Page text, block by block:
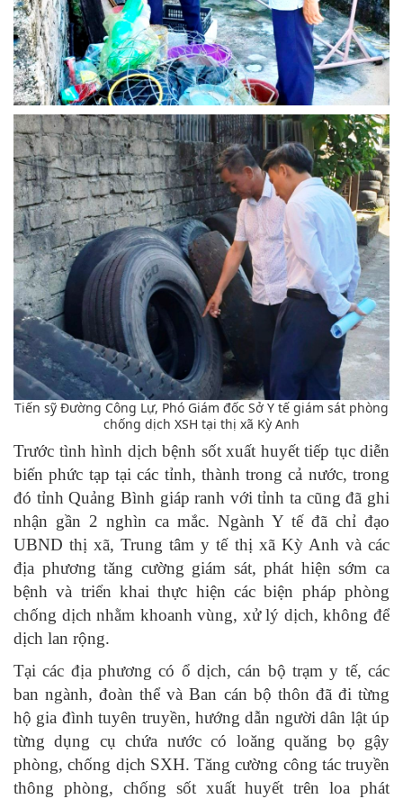
Tiến sỹ Đường Công Lự, Phó Giám đốc Sở Y tế giám sát phòng
chống dịch XSH tại thị xã Kỳ Anh
Trước tình hình dịch bệnh sốt xuất huyết tiếp tục diễn
biến phức tạp tại các tỉnh, thành trong cả nước, trong
đó tỉnh Quảng Bình giáp ranh với tỉnh ta cũng đã ghi
nhận gần 2 nghìn ca mắc. Ngành Y tế đã chỉ đạo
UBND thị xã, Trung tâm y tế thị xã Kỳ Anh và các
địa phương tăng cường giám sát, phát hiện sớm ca
bệnh và triển khai thực hiện các biện pháp phòng
chống dịch nhằm khoanh vùng, xử lý dịch, không để
dịch lan rộng.
Tại các địa phương có ổ dịch, cán bộ trạm y tế, các
ban ngành, đoàn thể và Ban cán bộ thôn đã đi từng
hộ gia đình tuyên truyền, hướng dẫn người dân lật úp
từng dụng cụ chứa nước có loăng quăng bọ gậy
phòng, chống dịch SXH. Tăng cường công tác truyền
thông phòng, chống sốt xuất huyết trên loa phát